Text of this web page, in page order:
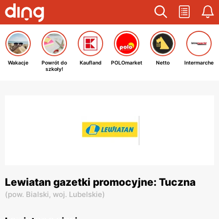
Wakacje
Powrót do
szkoły!
Kaufland POLOmarket Netto Intermarche
Lewiatan gazetki promocyjne: Tuczna
(pow. Bialski, woj. Lubelskie)